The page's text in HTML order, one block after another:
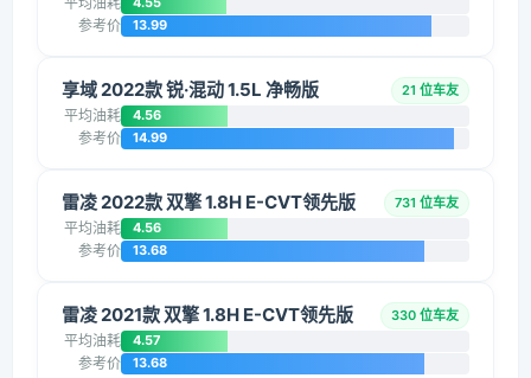
参考价 13.99
享域 2022款 锐·混动 1.5L 净畅版 21 位车友
平均油耗 4.56
参考价 14.99
雷凌 2022款 双擎 1.8H E-CVT领先版 731 位车友
平均油耗 4.56
参考价 13.68
雷凌 2021款 双擎 1.8H E-CVT领先版 330 位车友
平均油耗 4.57
参考价 13.68